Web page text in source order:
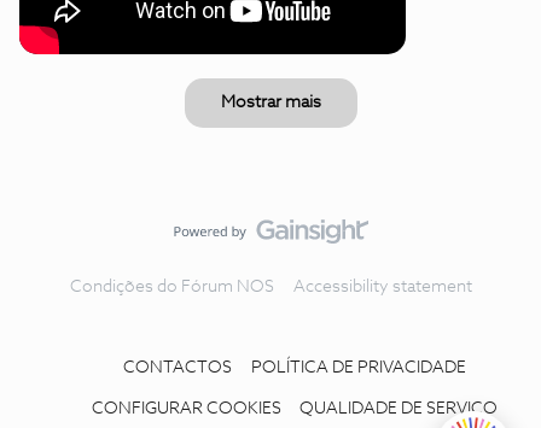
Mostrar mais
Condições do Fórum NOS Accessibility statement
CONTACTOS POLÍTICA DE PRIVACIDADE
CONFIGURAR COOKIES QUALIDADE DE SERVIÇO